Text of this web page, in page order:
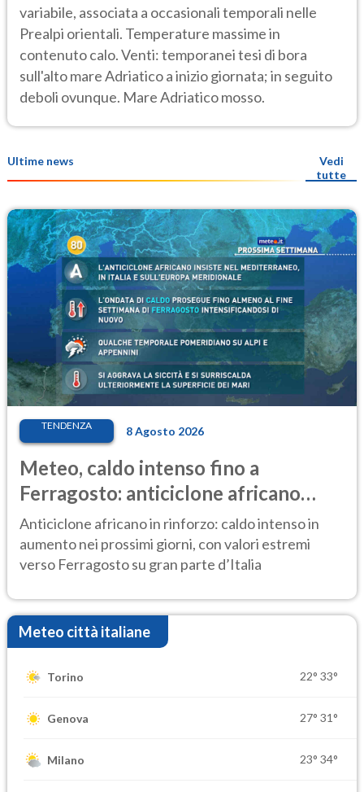
variabile, associata a occasionali temporali nelle
Prealpi orientali. Temperature massime in
contenuto calo. Venti: temporanei tesi di bora
sull'alto mare Adriatico a inizio giornata; in seguito
deboli ovunque. Mare Adriatico mosso.
Ultime news
Vedi
tutte
TENDENZA 8 Agosto 2026
Meteo, caldo intenso fino a
Ferragosto: anticiclone africano
ancora protagonista
Anticiclone africano in rinforzo: caldo intenso in
aumento nei prossimi giorni, con valori estremi
verso Ferragosto su gran parte d’Italia
Meteo città italiane
Torino 22° 33°
Genova 27° 31°
Milano 23° 34°